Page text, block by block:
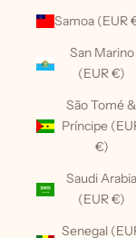
Samoa (EUR
San Marino
(EUR €)
São Tomé &
Príncipe
€)
Saudi Arabia
(EUR €)
Senegal